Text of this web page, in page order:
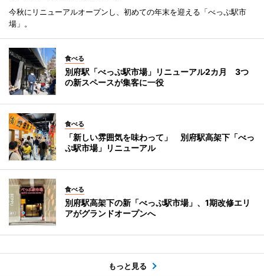
今秋にリニューアルオープンし、初めての年末を迎える「べっぷ駅市
場」。
食べる
別府駅「べっぷ駅市場」リニューアル2カ月 3つ
の新スペースが集客に一役
食べる
「新しい雰囲気を味わって」 別府駅高架下「べっ
ぷ駅市場」リニューアル
食べる
別府駅高架下の新「べっぷ駅市場」、1期改修エリ
アがグランドオープンへ
もっと見る